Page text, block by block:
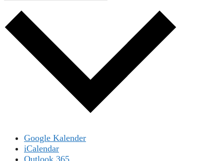
Google Kalender
iCalendar
Outlook 365